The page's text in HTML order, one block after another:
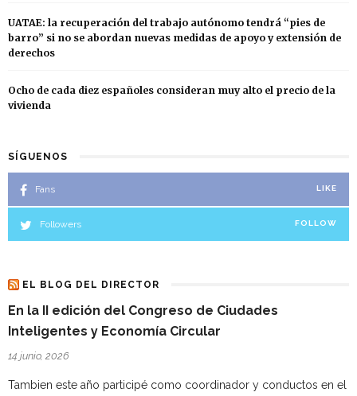
UATAE: la recuperación del trabajo autónomo tendrá “pies de
barro” si no se abordan nuevas medidas de apoyo y extensión de
derechos
Ocho de cada diez españoles consideran muy alto el precio de la
vivienda
SÍGUENOS
Fans LIKE
Followers FOLLOW
EL BLOG DEL DIRECTOR
En la II edición del Congreso de Ciudades
Inteligentes y Economía Circular
14 junio, 2026
Tambien este año participé como coordinador y conductos en el